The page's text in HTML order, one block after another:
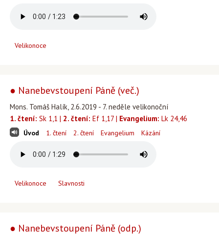
Velikonoce
● Nanebevstoupení Páně (več.)
Mons. Tomáš Halík, 2.6.2019 - 7. neděle velikonoční
1. čtení: Sk 1,1 | 2. čtení: Ef 1,17 | Evangelium: Lk 24,46
Úvod 1. čtení 2. čtení Evangelium Kázání
Velikonoce Slavnosti
● Nanebevstoupení Páně (odp.)